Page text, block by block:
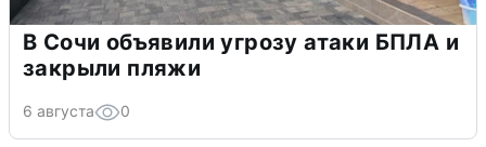
В Сочи объявили угрозу атаки БПЛА и
закрыли пляжи
6 августа 0